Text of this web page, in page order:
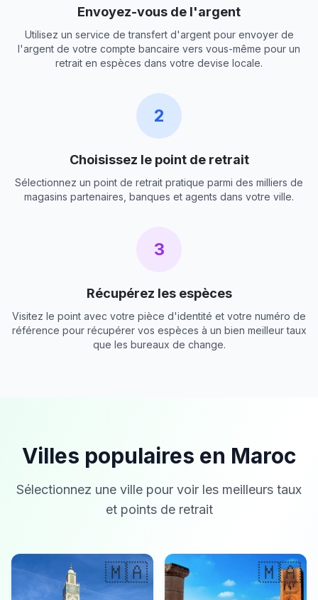
Envoyez-vous de l'argent
Utilisez un service de transfert d'argent pour envoyer de
l'argent de votre compte bancaire vers vous-même pour un
retrait en espèces dans votre devise locale.
2
Choisissez le point de retrait
Sélectionnez un point de retrait pratique parmi des milliers de
magasins partenaires, banques et agents dans votre ville.
3
Récupérez les espèces
Visitez le point avec votre pièce d'identité et votre numéro de
référence pour récupérer vos espèces à un bien meilleur taux
que les bureaux de change.
Villes populaires en Maroc
Sélectionnez une ville pour voir les meilleurs taux
et points de retrait
🇲🇦 🇲🇦